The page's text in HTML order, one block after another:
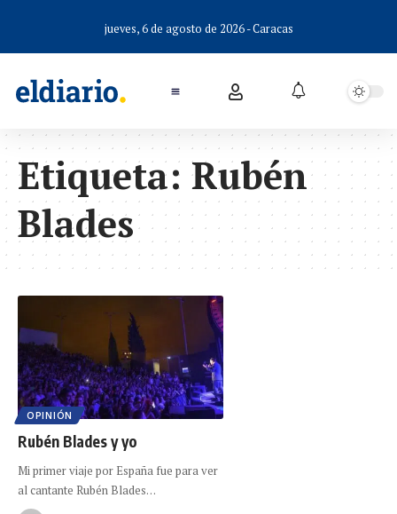
jueves, 6 de agosto de 2026 - Caracas
Etiqueta: Rubén
Blades
OPINIÓN
Rubén Blades y yo
Mi primer viaje por España fue para ver
al cantante Rubén Blades…